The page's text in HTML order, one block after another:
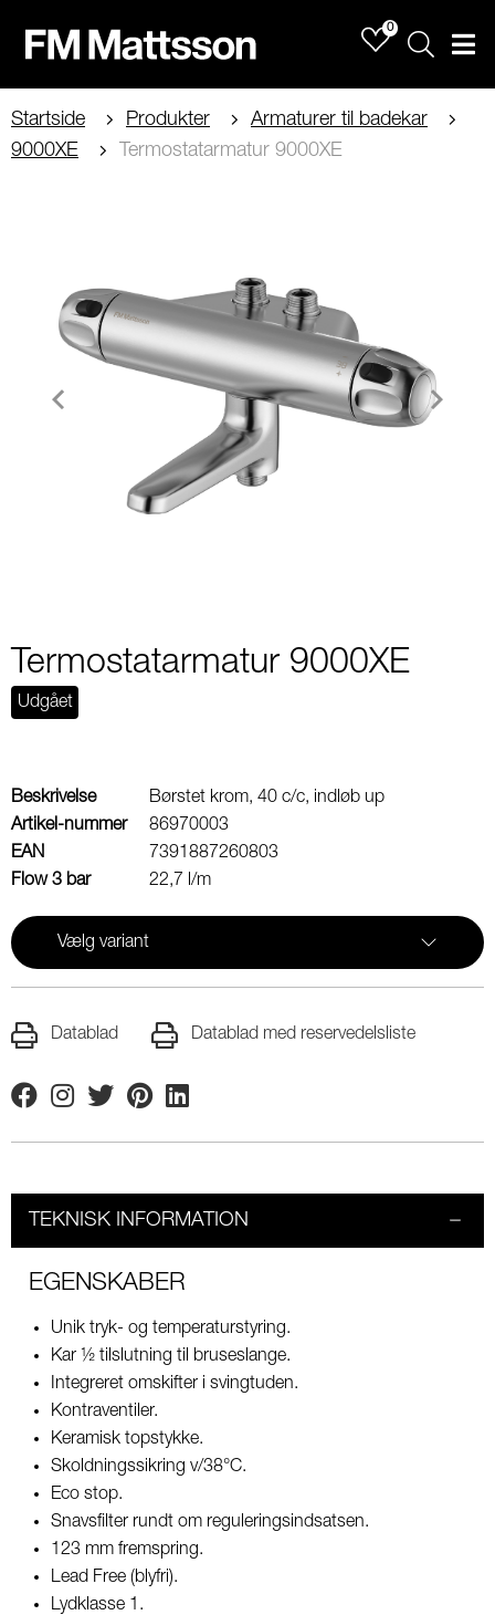
0
Sök
Startside Produkter
Armaturer til badekar
9000XE
Termostatarmatur 9000XE
Termostatarmatur 9000XE
Udgået
Beskrivelse
Børstet krom, 40 c/c, indløb up
Artikel-nummer
86970003
EAN
7391887260803
Flow 3 bar
22,7 l/m
Vælg variant
Datablad Datablad med reservedelsliste
FacebookInstagram
TwitterPinterestLinkedin
TEKNISK INFORMATION
EGENSKABER
Unik tryk- og temperaturstyring.
Kar ½ tilslutning til bruseslange.
Integreret omskifter i svingtuden.
Kontraventiler.
Keramisk topstykke.
Skoldningssikring v/38°C.
Eco stop.
Snavsfilter rundt om reguleringsindsatsen.
123 mm fremspring.
Lead Free (blyfri).
Lydklasse 1.